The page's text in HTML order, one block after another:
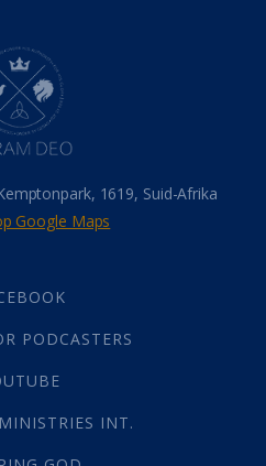
(1)
(19)
liggaam
(27)
Vader(12)
1619, Suid-Afrika
Google Maps
PODCASTERS
INT.